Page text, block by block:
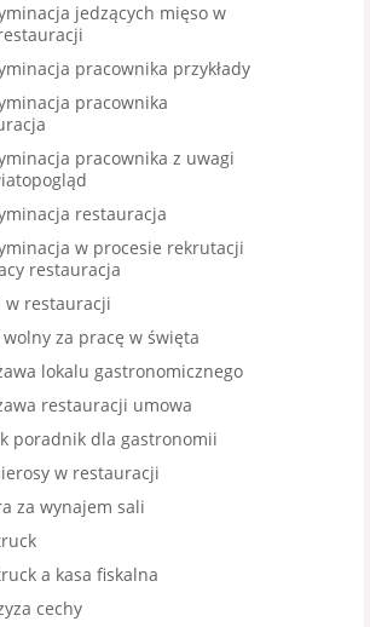
jedzących mięso w
pracownika przykłady
pracownika
pracownika z uwagi
restauracja
w procesie rekrutacji
restauracja
w restauracji
za pracę w święta
lokalu gastronomicznego
restauracji umowa
poradnik dla gastronomii
w restauracji
za wynajem sali
a kasa fiskalna
cechy